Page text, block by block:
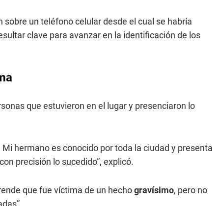
un teléfono celular desde el cual se habría
clave para avanzar en la identificación de los
que estuvieron en el lugar y presenciaron lo
Mi hermano es conocido por toda la ciudad y presenta
precisión lo sucedido”, explicó.
que fue víctima de un hechogravísimo, pero no